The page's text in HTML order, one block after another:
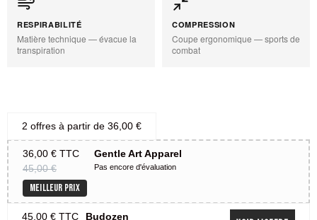
RESPIRABILITÉ
Matière technique — évacue la
transpiration
COMPRESSION
Coupe ergonomique — sports de
combat
2 offres à partir de 36,00 €
36,00 € TTC
45,00 €
MEILLEUR PRIX
Gentle Art Apparel
Pas encore d'évaluation
45,00 € TTC Budozen